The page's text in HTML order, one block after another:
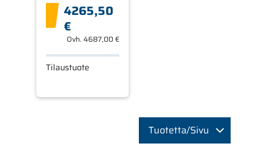
4265,50
€
Ovh. 4687,00 €
Tilaustuote
Tuotetta/Sivu